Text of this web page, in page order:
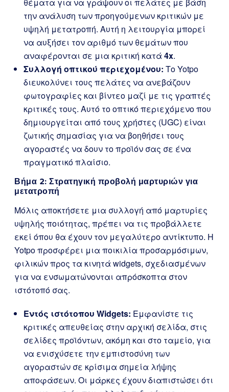
θέματα για να γράψουν οι πελάτες με βάση
την ανάλυση των προηγούμενων κριτικών με
υψηλή μετατροπή. Αυτή η λειτουργία μπορεί
να αυξήσει τον αριθμό των θεμάτων που
αναφέρονται σε μια κριτική κατά 4x.
Συλλογή οπτικού περιεχομένου: Το Yotpo
διευκολύνει τους πελάτες να ανεβάζουν
φωτογραφίες και βίντεο μαζί με τις γραπτές
κριτικές τους. Αυτό το οπτικό περιεχόμενο που
δημιουργείται από τους χρήστες (UGC) είναι
ζωτικής σημασίας για να βοηθήσει τους
αγοραστές να δουν το προϊόν σας σε ένα
πραγματικό πλαίσιο.
Βήμα 2: Στρατηγική προβολή μαρτυριών για
μετατροπή
Μόλις αποκτήσετε μια συλλογή από μαρτυρίες
υψηλής ποιότητας, πρέπει να τις προβάλλετε
εκεί όπου θα έχουν τον μεγαλύτερο αντίκτυπο. Η
Yotpo προσφέρει μια ποικιλία προσαρμόσιμων,
φιλικών προς τα κινητά widgets, σχεδιασμένων
για να ενσωματώνονται απρόσκοπτα στον
ιστότοπό σας.
Εντός ιστότοπου Widgets: Εμφανίστε τις
κριτικές απευθείας στην αρχική σελίδα, στις
σελίδες προϊόντων, ακόμη και στο ταμείο, για
να ενισχύσετε την εμπιστοσύνη των
αγοραστών σε κρίσιμα σημεία λήψης
αποφάσεων. Οι μάρκες έχουν διαπιστώσει ότι